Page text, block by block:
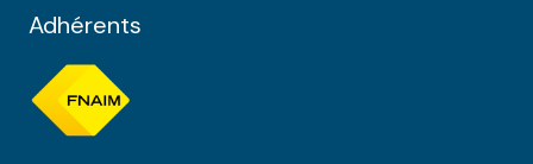
Adhérents